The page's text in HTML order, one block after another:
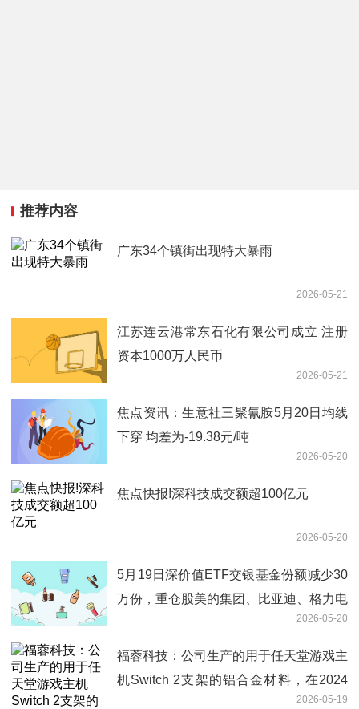
推荐内容
广东34个镇街出现特大暴雨
2026-05-21
江苏连云港常东石化有限公司成立 注册
资本1000万人民币
2026-05-21
焦点资讯：生意社三聚氰胺5月20日均线
下穿 均差为-19.38元/吨
2026-05-20
焦点快报!深科技成交额超100亿元
2026-05-20
5月19日深价值ETF交银基金份额减少30
万份，重仓股美的集团、比亚迪、格力电
2026-05-20
福蓉科技：公司生产的用于任天堂游戏主
机Switch 2支架的铝合金材料，在2024
2026-05-19